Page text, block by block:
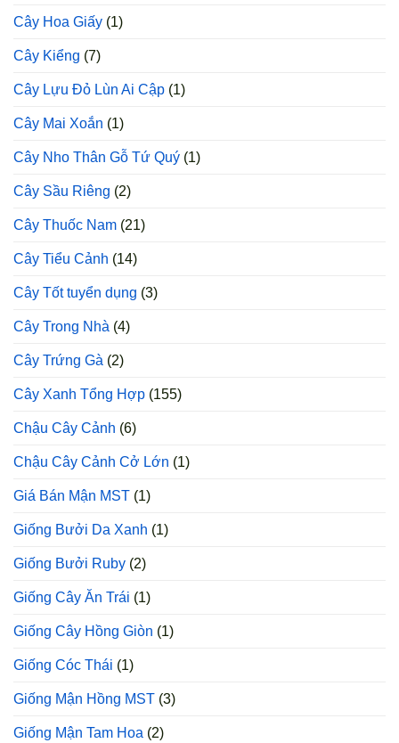
Cây Hoa Giấy (1)
Cây Kiểng (7)
Cây Lựu Đỏ Lùn Ai Cập (1)
Cây Mai Xoắn (1)
Cây Nho Thân Gỗ Tứ Quý (1)
Cây Sầu Riêng (2)
Cây Thuốc Nam (21)
Cây Tiểu Cảnh (14)
Cây Tốt tuyển dụng (3)
Cây Trong Nhà (4)
Cây Trứng Gà (2)
Cây Xanh Tổng Hợp (155)
Chậu Cây Cảnh (6)
Chậu Cây Cảnh Cở Lớn (1)
Giá Bán Mận MST (1)
Giống Bưởi Da Xanh (1)
Giống Bưởi Ruby (2)
Giống Cây Ăn Trái (1)
Giống Cây Hồng Giòn (1)
Giống Cóc Thái (1)
Giống Mận Hồng MST (3)
Giống Mận Tam Hoa (2)